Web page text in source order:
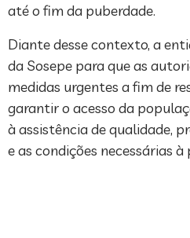
até o fim da puberdade.
Diante desse contexto, a
da Sosepe para que as
medidas urgentes a fim de
garantir o acesso da
à assistência de qualidade,
e as condições necessárias